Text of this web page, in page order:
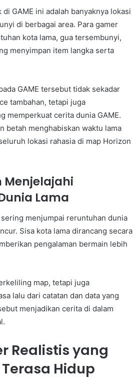
GAME ini adalah banyaknya lokasi
di berbagai area. Para gamer
kota lama, gua tersembunyi,
menyimpan item langka serta
GAME tersebut tidak sekadar
tambahan, tetapi juga
memperkuat cerita dunia GAME.
betah menghabiskan waktu lama
lokasi rahasia di map Horizon
Lama
sering menjumpai reruntuhan dunia
Sisa kota lama dirancang secara
pengalaman bermain lebih
map, tetapi juga
lalu dari catatan dan data yang
menjadikan cerita di dalam
Realistis yang
Terasa Hidup